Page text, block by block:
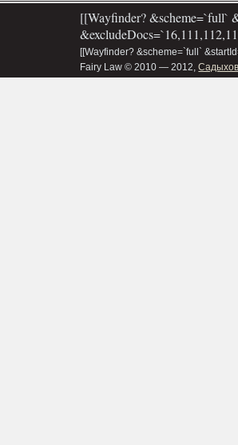
[[Wayfinder? &scheme=`full`
[[Wayfinder? &scheme=`full`
Fairy Law © 2010 — 2012,